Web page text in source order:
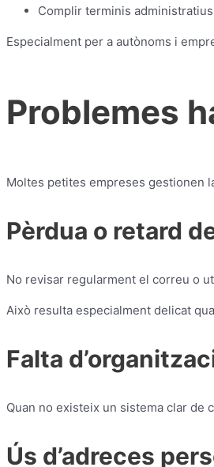
Complir terminis
Especialment per a autònoms i
Problemes
Moltes petites empreses gestionen
Pèrdua o retard
No revisar regularment el correu o
Això resulta especialment delicat
Falta
Quan no existeix un sistema clar de
Ús d’adreces